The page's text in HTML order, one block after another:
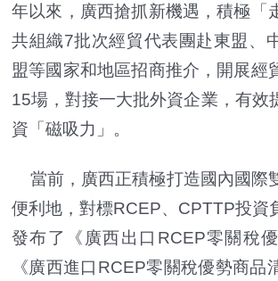
年以來，廣西搶抓新機遇，積極「
共組織7批次經貿代表團赴東盟、
盟等國家和地區招商推介，開展經
15場，對接一大批外資企業，有效
資「磁吸力」。
當前，廣西正積極打造國內國際
便利地，對標RCEP、CPTTP投資
發布了《廣西出口RCEP零關稅
《廣西進口RCEP零關稅優勢商品